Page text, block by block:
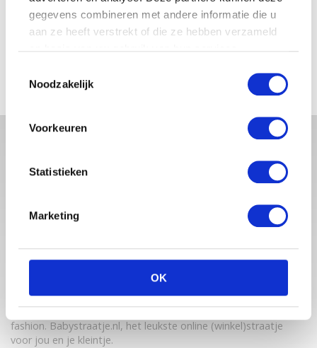
gegevens combineren met andere informatie die u
aan ze heeft verstrekt of die ze hebben verzameld
Noodzakelijk
Voorkeuren
Statistieken
Marketing
OK
MAMA CARMEN VLOG:
SCHOLEN ZIJN WEER
jonge moeders. Een online ontmoetingsplek vol
inspirerende blogs en handige artikelen op het gebied van
zwangerschap, moederschap, babyproducten, lifestyle en
fashion. Babystraatje.nl, het leukste online (winkel)straatje
voor jou en je kleintje.